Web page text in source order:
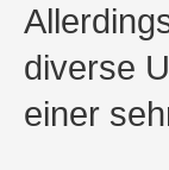
diverse
einer